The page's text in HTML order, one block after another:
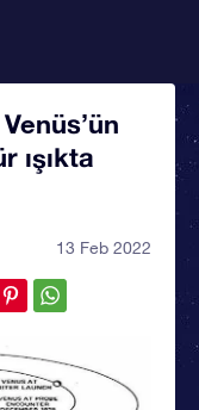
ışıkta
13 Feb 2022